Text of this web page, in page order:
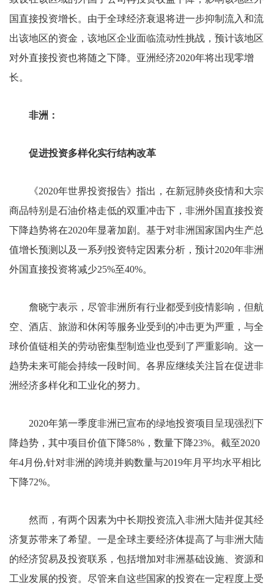
国直接投资增长。由于全球经济衰退将进一步抑制流入和流
出该地区的资金，该地区企业面临流动性挑战，预计该地区
对外直接投资也将随之下降。亚洲经济2020年将出现零增
长。
非洲：
促进投资多样化实行结构改革
《2020年世界投资报告》指出，在新冠肺炎疫情和大宗
商品特别是石油价格走低的双重冲击下，非洲外国直接投资
下降趋势将在2020年显著加剧。基于对非洲国家国内生产总
值增长预测以及一系列投资特定因素分析，预计2020年非洲
外国直接投资将减少25%至40%。
詹晓宁表示，尽管非洲所有行业都受到疫情影响，但航
空、酒店、旅游和休闲等服务业受到的冲击更为严重，与全
球价值链相关的劳动密集型制造业也受到了严重影响。这一
趋势未来可能会持续一段时间。各界应继续关注旨在促进非
洲经济多样化和工业化的努力。
2020年第一季度非洲已宣布的绿地投资项目呈现强烈下
降趋势，其中项目价值下降58%，数量下降23%。截至2020
年4月份,针对非洲的跨境并购数量与2019年月平均水平相比
下降72%。
然而，有两个因素为中长期投资流入非洲大陆并促其经
济复苏带来了希望。一是全球主要经济体提高了与非洲大陆
的经济贸易及投资联系，包括增加对非洲基础设施、资源和
工业发展的投资。尽管来自这些国家的投资在一定程度上受